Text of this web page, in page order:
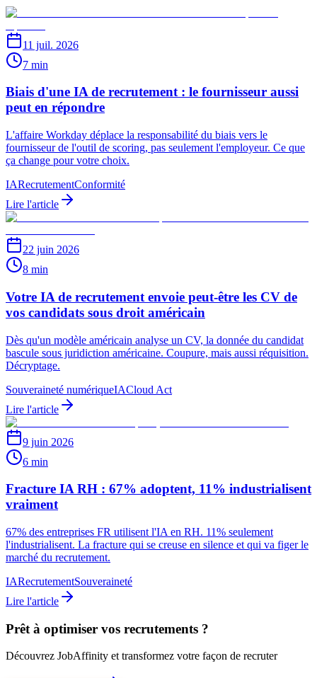
11 juil. 2026
7 min
Biais d'une IA de recrutement : le fournisseur aussi
peut en répondre
L'affaire Workday déplace la responsabilité du biais vers le
fournisseur de l'outil de scoring, pas seulement l'employeur. Ce que
ça change pour votre choix.
IARecrutementConformité
Lire l'article
22 juin 2026
8 min
Votre IA de recrutement envoie peut-être les CV de
vos candidats sous droit américain
Dès qu'un modèle américain analyse un CV, la donnée du candidat
bascule sous juridiction américaine. Coupure, mais aussi réquisition.
Décryptage.
Souveraineté numériqueIACloud Act
Lire l'article
9 juin 2026
6 min
Fracture IA RH : 67% adoptent, 11% industrialisent
vraiment
67% des entreprises FR utilisent l'IA en RH. 11% seulement
l'industrialisent. La fracture qui se creuse en silence et qui va figer le
marché du recrutement.
IARecrutementSouveraineté
Lire l'article
Prêt à optimiser vos recrutements ?
Découvrez JobAffinity et transformez votre façon de recruter